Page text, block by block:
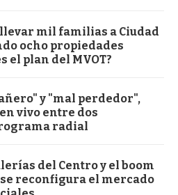
mil familias a Ciudad
ocho propiedades
el plan del MVOT?
y "mal perdedor",
vivo entre dos
radial
del Centro y el boom
se reconfigura el mercado